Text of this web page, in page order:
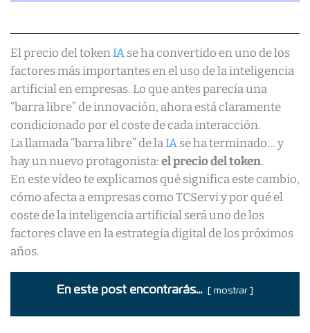
El precio del tokenIAse ha convertido en uno de los
factores más importantes en el uso de la inteligencia
artificial en empresas. Lo que antes parecía una
“barra libre” de innovación, ahora está claramente
condicionado por el coste de cada interacción.
La llamada “barra libre” de laIAse ha terminado… y
hay un nuevo protagonista:el precio del token.
En este vídeo te explicamos qué significa este cambio,
cómo afecta a empresas como TCServi y por qué el
coste de la inteligencia artificial será uno de los
factores clave en la estrategia digital de los próximos
años.
En este post encontrarás... mostrar